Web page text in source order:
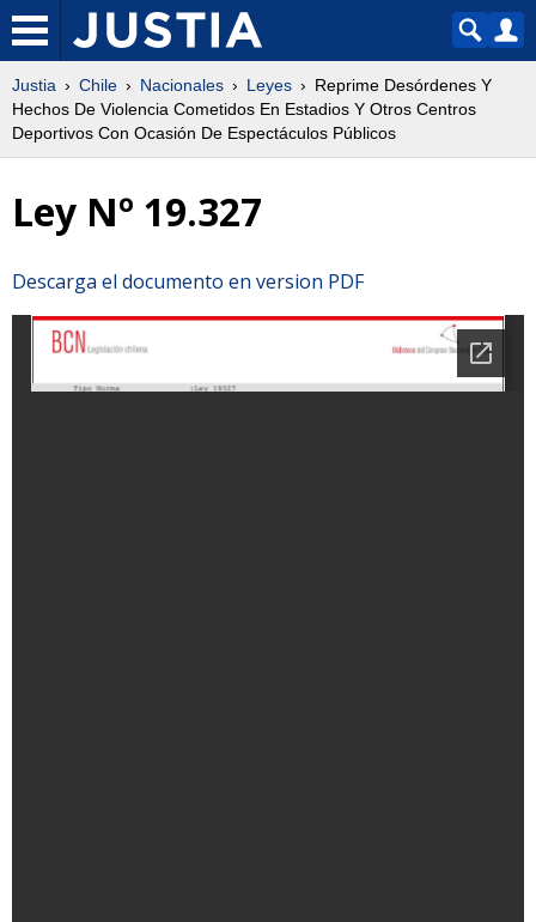
Justia Chile Nacionales Leyes
Reprime Desórdenes Y
Hechos De Violencia Cometidos En Estadios Y Otros Centros
Deportivos Con Ocasión De Espectáculos Públicos
Ley Nº 19.327
Descarga el documento en version PDF